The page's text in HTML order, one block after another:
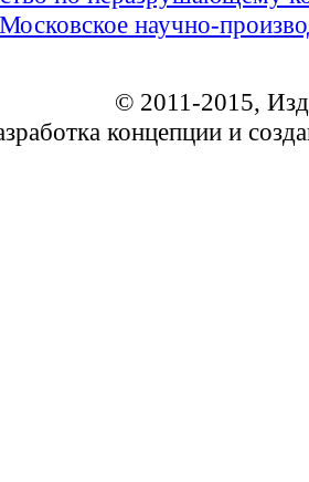
научно-
© 2011-2015,
концепции и